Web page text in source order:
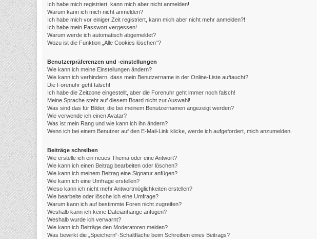
Ich habe mich registriert, kann mich aber nicht anmelden!
Warum kann ich mich nicht anmelden?
Ich habe mich vor einiger Zeit registriert, kann mich aber nicht mehr anmelden?!
Ich habe mein Passwort vergessen!
Warum werde ich automatisch abgemeldet?
Wozu ist die Funktion „Alle Cookies löschen“?
Benutzerpräferenzen und -einstellungen
Wie kann ich meine Einstellungen ändern?
Wie kann ich verhindern, dass mein Benutzername in der Online-Liste auftaucht?
Die Forenuhr geht falsch!
Ich habe die Zeitzone eingestellt, aber die Forenuhr geht immer noch falsch!
Meine Sprache steht auf diesem Board nicht zur Auswahl!
Was sind das für Bilder, die bei meinem Benutzernamen angezeigt werden?
Wie verwende ich einen Avatar?
Was ist mein Rang und wie kann ich ihn ändern?
Wenn ich bei einem Benutzer auf den E-Mail-Link klicke, werde ich aufgefordert, mich anzumelden.
Beiträge schreiben
Wie erstelle ich ein neues Thema oder eine Antwort?
Wie kann ich einen Beitrag bearbeiten oder löschen?
Wie kann ich meinem Beitrag eine Signatur anfügen?
Wie kann ich eine Umfrage erstellen?
Wieso kann ich nicht mehr Antwortmöglichkeiten erstellen?
Wie bearbeite oder lösche ich eine Umfrage?
Warum kann ich auf bestimmte Foren nicht zugreifen?
Weshalb kann ich keine Dateianhänge anfügen?
Weshalb wurde ich verwarnt?
Wie kann ich Beiträge den Moderatoren melden?
Was bewirkt die „Speichern“-Schaltfläche beim Schreiben eines Beitrags?